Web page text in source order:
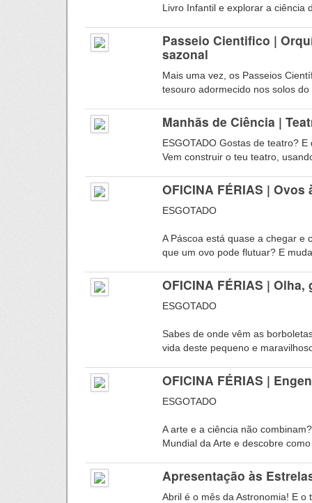
Livro Infantil e explorar a ciência
Passeio Cientifico |
sazonal
Mais uma vez, os Passeios
tesouro adormecido nos solos
Manhãs de Ciência |
ESGOTADO Gostas de teatro?
Vem construir o teu teatro,
OFICINA FÉRIAS | Ovos
ESGOTADO
A Páscoa está quase a chegar e
que um ovo pode flutuar? E
OFICINA FÉRIAS | Olha,
ESGOTADO
Sabes de onde vêm as
vida deste pequeno e
OFICINA FÉRIAS |
ESGOTADO
A arte e a ciência não
Mundial da Arte e descobre
Apresentação às
Abril é o mês da Astronomia! E